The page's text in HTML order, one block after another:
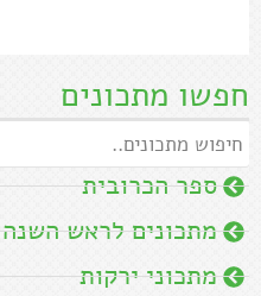
חפשו מתכונים
ספר הכרובית
מתכונים לראש השנה
מתכוני ירקות